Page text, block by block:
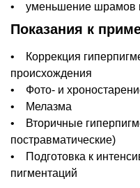
• уменьшение шрамов и
Показания к
• Коррекция
происхождения
• Фото- и
• Мелазма
• Вторичные
постравматические)
• Подготовка к
пигментаций